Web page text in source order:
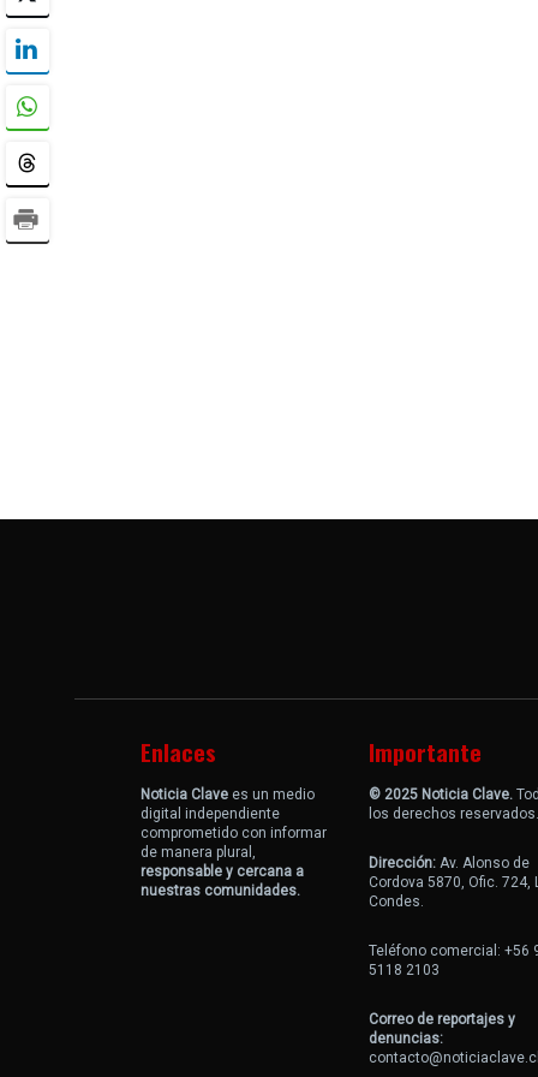
Enlaces
Noticia Clave es un medio
digital independiente
comprometido con informar
de manera plural,
responsable y cercana a
nuestras comunidades.
Importante
© 2025 Noticia Clave.
los derechos reservados.
Dirección: Av. Alonso de
Cordova 5870, Ofic. 724,
Condes.
Teléfono comercial: +56
5118 2103
Correo de reportajes y
denuncias: